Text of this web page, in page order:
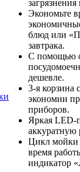
Экономьте
блюд или
завтрака.
С помощью
дешевле.
3-я корзина
экономии
приборов.
Яркая LED-
аккуратную
Цикл мойки
время
индикатор